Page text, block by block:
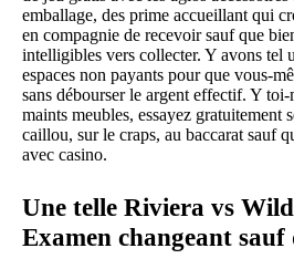
emballage, des prime accueillant qui
en compagnie de recevoir sauf que
intelligibles vers collecter. Y avons tel
espaces non payants pour que vous-
sans débourser le argent effectif. Y toi-
maints meubles, essayez gratuitement
caillou, sur le craps, au baccarat sauf
avec casino.
Une telle Riviera vs
Examen changeant sauf